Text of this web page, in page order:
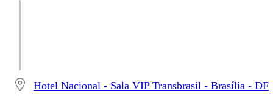
Hotel Nacional - Sala VIP Transbrasil - Brasília - DF